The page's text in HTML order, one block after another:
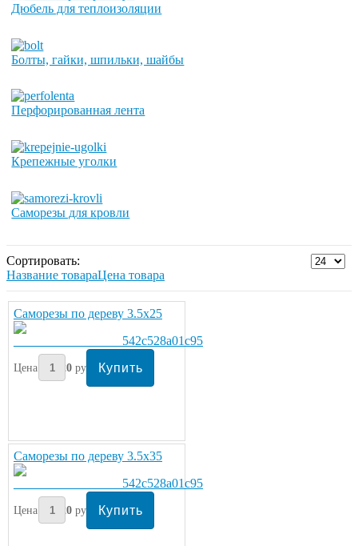
Дюбель для теплоизоляции
Болты, гайки, шпильки, шайбы
Перфорированная лента
Крепежные уголки
Саморезы для кровли
Сортировать:
Название товараЦена товара
Саморезы по дереву 3.5х25
Цена: 220руб/кг.
Саморезы по дереву 3.5х35
Цена: 220руб/кг.